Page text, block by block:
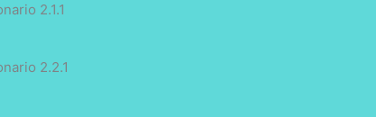
2.1.1
2.2.1